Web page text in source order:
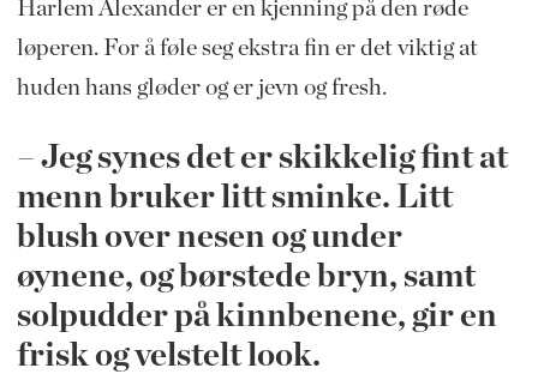
Harlem Alexander er en kjenning på den røde
løperen. For å føle seg ekstra fin er det viktig at
huden hans gløder og er jevn og fresh.
– Jeg synes det er skikkelig fint at
menn bruker litt sminke. Litt
blush over nesen og under
øynene, og børstede bryn, samt
solpudder på kinnbenene, gir en
frisk og velstelt look.